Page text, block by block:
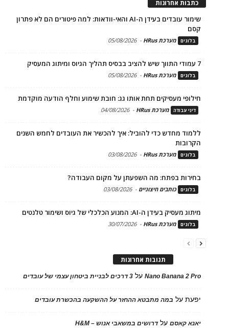
כתבות אחרונות
שימור עובדים בעידן ה-AI והאי-וודאות: למה פיטורים הם לא פתרון
קסם
בלוגים מערכת HRus -
05/08/2026
7 עמודי התווך שיש להציב בבסיס תהליך הגיוס ומיתוג המעסיק
בלוגים מערכת HRus -
05/08/2026
חילופי מעסיקים תחת אותו גג: חובת שימוע וחלף הודעה מוקדמת
דיני עבודה מערכת HRus -
04/08/2026
ללמוד מחדש כדי להוביל: איך להכשיר את העובדים לחמש השנים
הקרובות
בלוגים מערכת HRus -
03/08/2026
בחירות בפתח: מה השפעתן על מקום העבודה?
בלוגים כותבים חיצוניים -
03/08/2026
מיתוג מעסיק בעידן ה-AI: המנוע הכלכלי של גיוס ושימור טלנטים
בלוגים מערכת HRus -
30/07/2026
תגובות אחרונות
Nano Banana 2 Proעל 3 דרכים לבניית ביטחון עצמי של עובדים
יפעתעל במה מתבטא ההחזר על ההשקעה בהכשרת עובדים
יאנא קאסםעלדרושים במשאבי אנוש – H&M